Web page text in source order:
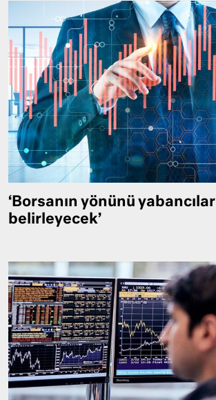
‘Borsanın yönünü yabancılar
belirleyecek’